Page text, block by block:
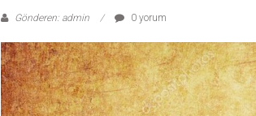
Gönderen: admin 0 yorum